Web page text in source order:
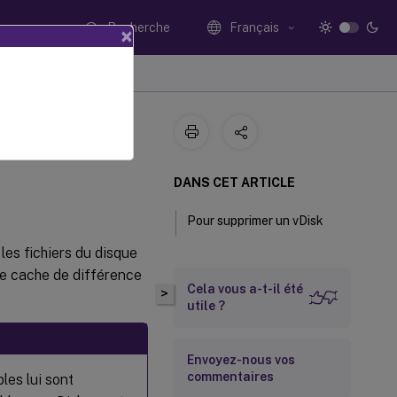
Recherche Français
fichiers du disque
cache de différence
lui sont
>
DANS CET ARTICLE
Pour supprimer un vDisk
Cela vous a-t-il été
utile ?
Envoyez-nous vos
commentaires
×